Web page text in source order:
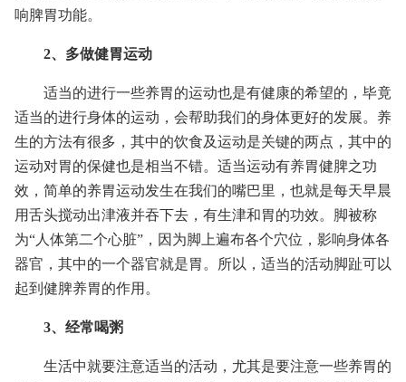
响脾胃功能。
2、多做健胃运动
适当的进行一些养胃的运动也是有健康的希望的，毕竟
适当的进行身体的运动，会帮助我们的身体更好的发展。养
生的方法有很多，其中的饮食及运动是关键的两点，其中的
运动对胃的保健也是相当不错。适当运动有养胃健脾之功
效，简单的养胃运动发生在我们的嘴巴里，也就是每天早晨
用舌头搅动出津液并吞下去，有生津和胃的功效。脚被称
为“人体第二个心脏”，因为脚上遍布各个穴位，影响身体各
器官，其中的一个器官就是胃。所以，适当的活动脚趾可以
起到健脾养胃的作用。
3、经常喝粥
生活中就要注意适当的活动，尤其是要注意一些养胃的